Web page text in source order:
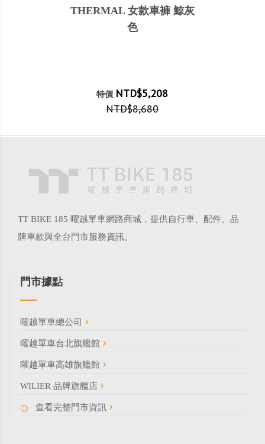
THERMAL 女款車褲 鯨灰
色
特價 NTD$5,208
NTD$8,680
TT BIKE 185 曜越單車網路商城，提供自行車、配件、品
牌車款與全台門市服務資訊。
門市據點
曜越單車總公司
曜越單車台北旗艦館
曜越單車高雄旗艦館
WILIER 品牌旗艦店
查看完整門市資訊